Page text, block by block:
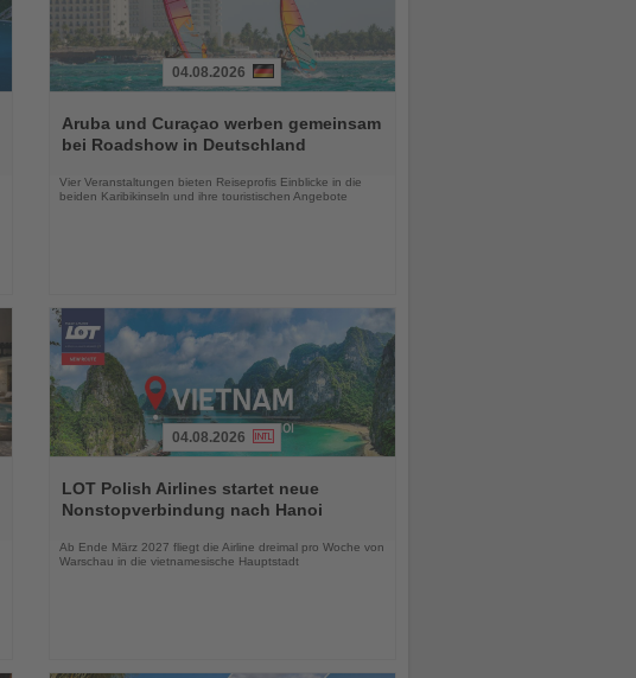
Sie
die
04.08.2026
Aruba und Curaçao werben gemeinsam
bei Roadshow in Deutschland
Vier Veranstaltungen bieten Reiseprofis Einblicke in die
beiden Karibikinseln und ihre touristischen Angebote
Sie
die
Nachrichten
04.08.2026
LOT Polish Airlines startet neue
Nonstopverbindung nach Hanoi
Ab Ende März 2027 fliegt die Airline dreimal pro Woche von
Warschau in die vietnamesische Hauptstadt